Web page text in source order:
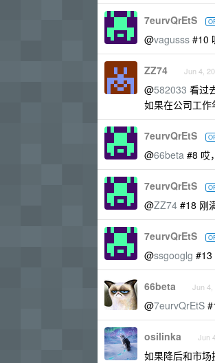
7eurvQrEtS
@vagusss #10
ZZ74 Jun 4,
@582033 看过
如果在公司工
7eurvQrEtS
@66beta #8 哎
7eurvQrEtS
@ZZ74 #18 刚
7eurvQrEtS
@ssgooglg #13
66beta Jun 4,
@7eurvQrEtS
osilinka Jun
如果降后和市